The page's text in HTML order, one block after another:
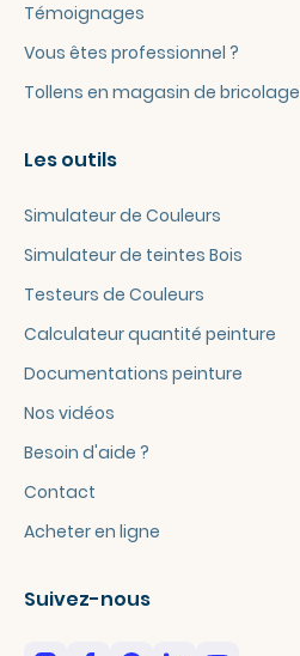
Témoignages
Vous êtes professionnel ?
Tollens en magasin de bricolage
Les outils
Simulateur de Couleurs
Simulateur de teintes Bois
Testeurs de Couleurs
Calculateur quantité peinture
Documentations peinture
Nos vidéos
Besoin d'aide ?
Contact
Acheter en ligne
Suivez-nous